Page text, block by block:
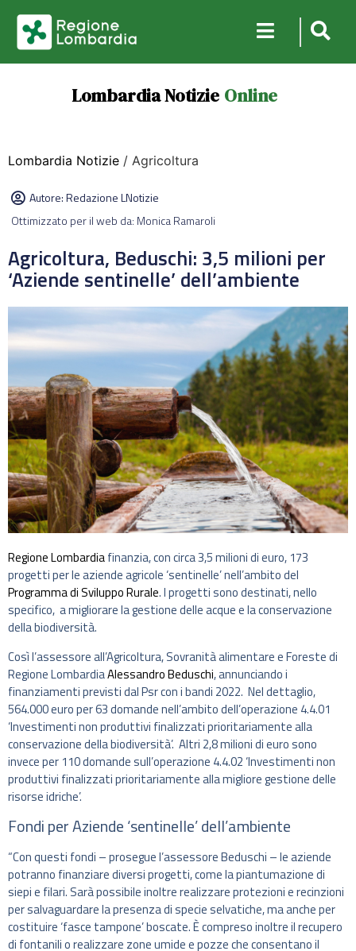
Lombardia Notizie Online
Lombardia Notizie / Agricoltura
Autore:Redazione LNotizie
Ottimizzato per il web da: Monica Ramaroli
Agricoltura, Beduschi: 3,5 milioni per
‘Aziende sentinelle’ dell’ambiente
Regione Lombardiafinanzia, con circa 3,5 milioni di euro, 173
progetti per le aziende agricole ‘sentinelle’ nell’ambito del
Programma di Sviluppo Rurale. I progetti sono destinati, nello
specifico, a migliorare la gestione delle acque e la conservazione
della biodiversità.
Così l’assessore all’Agricoltura, Sovranità alimentare e Foreste di
Regione LombardiaAlessandro Beduschi, annunciando i
finanziamenti previsti dal Psr con i bandi 2022. Nel dettaglio,
564.000 euro per 63 domande nell’ambito dell’operazione 4.4.01
‘Investimenti non produttivi finalizzati prioritariamente alla
conservazione della biodiversità’. Altri 2,8 milioni di euro sono
invece per 110 domande sull’operazione 4.4.02 ‘Investimenti non
produttivi finalizzati prioritariamente alla migliore gestione delle
risorse idriche’.
Fondi per Aziende ‘sentinelle’ dell’ambiente
“Con questi fondi – prosegue l’assessore Beduschi – le aziende
potranno finanziare diversi progetti, come la piantumazione di
siepi e filari. Sarà possibile inoltre realizzare protezioni e recinzioni
per salvaguardare la presenza di specie selvatiche, ma anche per
costituire ‘fasce tampone’ boscate. È compreso inoltre il recupero
di fontanili o realizzare zone umide e pozze che consentano il